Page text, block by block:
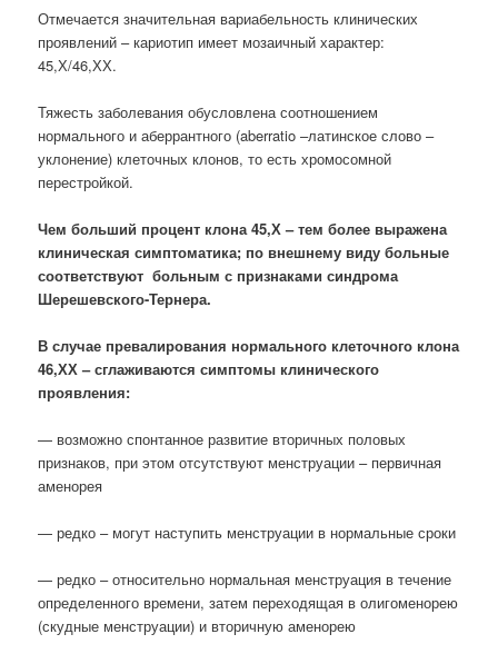
Отмечается значительная вариабельность клинических
проявлений – кариотип имеет мозаичный характер:
45,Х/46,ХХ.
Тяжесть заболевания обусловлена соотношением
нормального и аберрантного (aberratio –латинское слово –
уклонение) клеточных клонов, то есть хромосомной
перестройкой.
Чем больший процент клона 45,Х – тем более выражена
клиническая симптоматика; по внешнему виду больные
соответствуют больным с признаками синдрома
Шерешевского-Тернера.
В случае превалирования нормального клеточного клона
46,ХХ – сглаживаются симптомы клинического
проявления:
— возможно спонтанное развитие вторичных половых
признаков, при этом отсутствуют менструации – первичная
аменорея
— редко – могут наступить менструации в нормальные сроки
— редко – относительно нормальная менструация в течение
определенного времени, затем переходящая в олигоменорею
(скудные менструации) и вторичную аменорею